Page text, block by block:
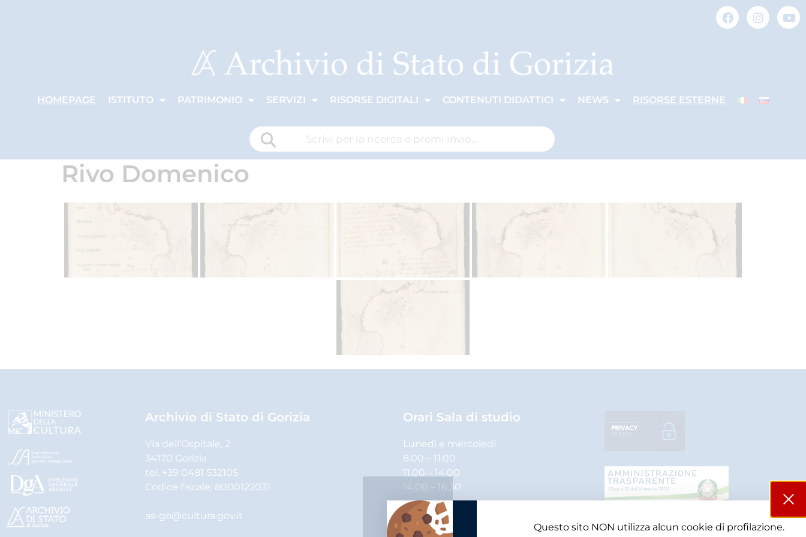
HOMEPAGE ISTITUTO PATRIMONIO SERVIZI RISORSE DIGITALI CONTENUTI DIDATTICI NEWS RISORSE ESTERNE
Rivo Domenico
Archivio di Stato di Gorizia
Via dell’Ospitale, 2
34170 Gorizia
tel. +39 0481 532105
Codice fiscale: 8000122031
as-go@cultura.gov.it
Orari Sala di studio
Lunedì e mercoledì
8.00 – 11.00
11.00 – 14.00
14.00 – 16.30
Martedì, giovedì e venerdì
8.00 – 11.00
Questo sito NON utilizza alcun cookie di profilazione.